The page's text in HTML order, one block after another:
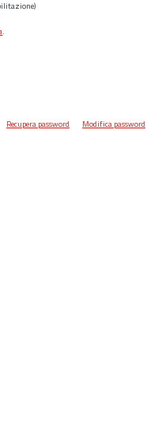
.
Recupera password Modifica password